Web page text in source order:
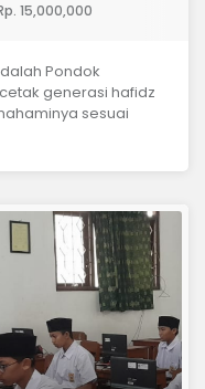
15,000,000
Pondok
generasi hafidz
sesuai
Jama'ah dan
tantangan
Motto : "
Al-Qur'an